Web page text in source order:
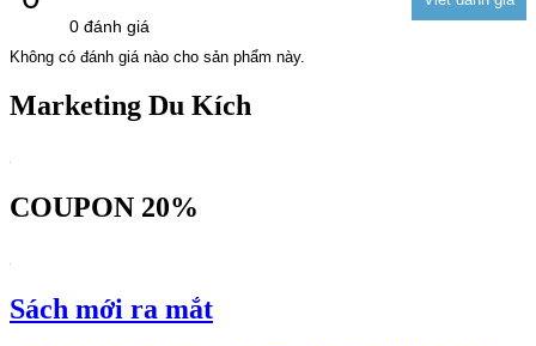
0 đánh giá
Không có đánh giá nào cho sản phẩm này.
Marketing Du Kích
COUPON 20%
Sách mới ra mắt